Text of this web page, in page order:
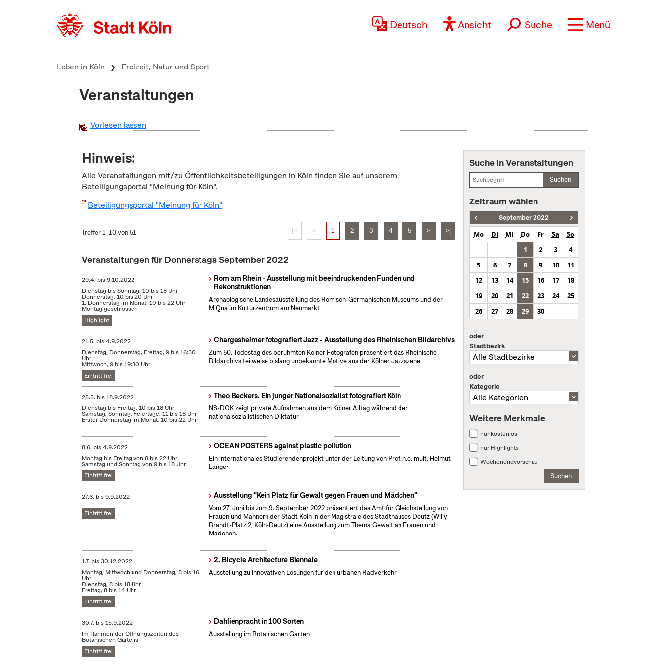
Deutsch Ansicht Suche Menü
Leben in Köln Freizeit, Natur und Sport
Veranstaltungen
Vorlesen lassen
Hinweis:
Alle Veranstaltungen mit/zu Öffentlichkeitsbeteiligungen in Köln finden Sie auf unserem
Beteiligungsportal "Meinung für Köln".
Beteiligungsportal "Meinung für Köln"
Treffer 1–10 von 51 |< < 1 2 3 4 5 > >|
Veranstaltungen für Donnerstags September 2022
29.4. bis9.10.2022
Dienstag bis Sonntag, 10 bis 18 Uhr
Donnerstag, 10 bis 20 Uhr
1. Donnerstag im Monat: 10 bis 22 Uhr
Montag geschlossen
Highlight
Rom am Rhein - Ausstellung mit beeindruckenden Funden und
Rekonstruktionen
Archäologische Landesausstellung des Römisch-Germanischen Museums und der
MiQua im Kulturzentrum am Neumarkt
21.5. bis4.9.2022
Dienstag, Donnerstag, Freitag, 9 bis 16:30
Uhr
Mittwoch, 9 bis 19:30 Uhr
Eintritt frei
Chargesheimer fotografiert Jazz - Ausstellung des Rheinischen Bildarchivs
Zum 50. Todestag des berühmten Kölner Fotografen präsentiert das Rheinische
Bildarchivs teilweise bislang unbekannte Motive aus der Kölner Jazzszene
25.5. bis18.9.2022
Dienstag bis Freitag, 10 bis 18 Uhr
Samstag, Sonntag, Feiertage, 11 bis 18 Uhr
Erster Donnerstag im Monat, 10 bis 22 Uhr
Theo Beckers. Ein junger Nationalsozialist fotografiert Köln
NS-DOK zeigt private Aufnahmen aus dem Kölner Alltag während der
nationalsozialistischen Diktatur
8.6. bis4.9.2022
Montag bis Freitag von 8 bis 22 Uhr
Samstag und Sonntag von 9 bis 18 Uhr
Eintritt frei
OCEAN POSTERS against plastic pollution
Ein internationales Studierendenprojekt unter der Leitung von Prof. h.c. mult. Helmut
Langer
27.6. bis9.9.2022
Eintritt frei
Ausstellung "Kein Platz für Gewalt gegen Frauen und Mädchen"
Vom 27. Juni bis zum 9. September 2022 präsentiert das Amt für Gleichstellung von
Frauen und Männern der Stadt Köln in der Magistrale des Stadthauses Deutz (Willy-
Brandt-Platz 2, Köln-Deutz) eine Ausstellung zum Thema Gewalt an Frauen und
Mädchen.
1.7. bis30.12.2022
Montag, Mittwoch und Donnerstag, 8 bis 16
Uhr
Dienstag, 8 bis 18 Uhr
Freitag, 8 bis 14 Uhr
Eintritt frei
2. Bicycle Architecture Biennale
Ausstellung zu innovativen Lösungen für den urbanen Radverkehr
30.7. bis15.9.2022
Im Rahmen der Öffnungszeiten des
Botanischen Gartens
Eintritt frei
Dahlienpracht in 100 Sorten
Ausstellung im Botanischen Garten
Suche in Veranstaltungen
Suchen
Zeitraum wählen
September 2022
Mo Di Mi Do Fr Sa
So
1
2 3
4
5
6 7 8 9 10
11
12
13 14 15 16 17
18
19
20 21 22 23 24
25
26
27 28 29 30
oder
Stadtbezirk
oder
Kategorie
Weitere Merkmale
nur kostenlos
nur Highlights
Wochenendvorschau
Suchen